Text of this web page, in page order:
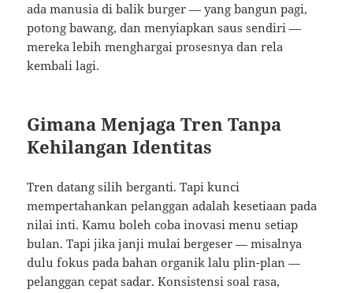
ada manusia di balik burger — yang bangun pagi,
potong bawang, dan menyiapkan saus sendiri —
mereka lebih menghargai prosesnya dan rela
kembali lagi.
Gimana Menjaga Tren Tanpa
Kehilangan Identitas
Tren datang silih berganti. Tapi kunci
mempertahankan pelanggan adalah kesetiaan pada
nilai inti. Kamu boleh coba inovasi menu setiap
bulan. Tapi jika janji mulai bergeser — misalnya
dulu fokus pada bahan organik lalu plin-plan —
pelanggan cepat sadar. Konsistensi soal rasa,